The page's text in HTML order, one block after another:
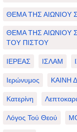
ΘΕΜΑ ΤΗΣ ΑΙΩΝΙΟΥ
ΘΕΜΑ ΤΗΣ ΑΙΩΝΙΟΥ
ΤΟΥ ΠΙΣΤΟΥ
ΙΕΡΕΑΣ ΙΣΛΑΜ
Ιερώνυμος ΚΑΙΝΗ
Κατερίνη
Λόγος Τού Θεού